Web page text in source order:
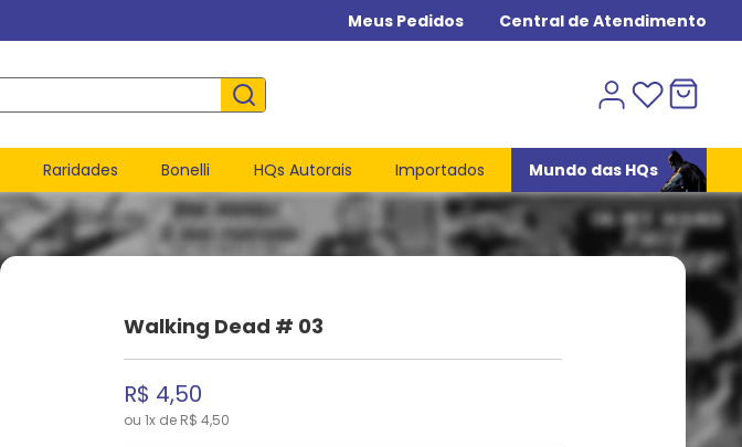
Meus Pedidos Central de Atendimento
Raridades Bonelli HQs Autorais Importados Mundo das HQs
Walking Dead # 03
R$ 4,50
ou 1x de R$ 4,50